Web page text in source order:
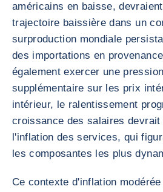
américains en baisse,
trajectoire baissière dans un
surproduction mondiale
des importations en
également exercer une
supplémentaire sur les prix
intérieur, le ralentissement
croissance des salaires
l'inflation des services, qui
les composantes les plus
Ce contexte d'inflation